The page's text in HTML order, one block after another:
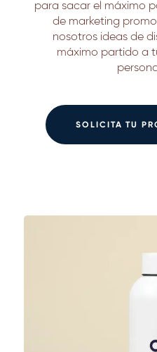
para sacar el máximo
de marketing
nosotros ideas de
máximo partido a
SOLICITA TU